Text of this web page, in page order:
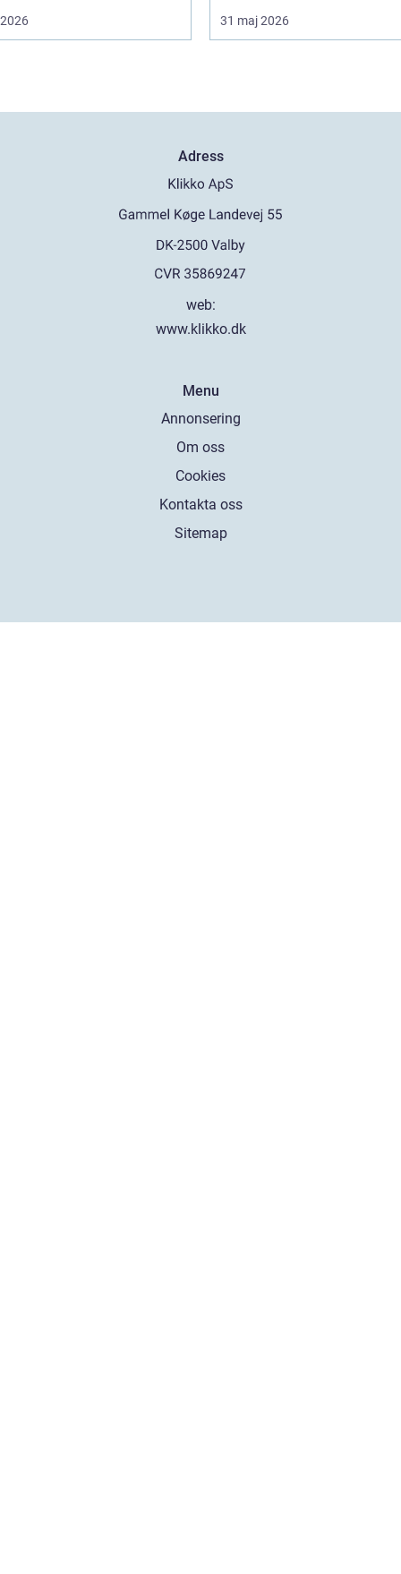
31 maj 2026
Adress
web:
www.klikko.dk
Menu
Annonsering
Om oss
Cookies
Kontakta oss
Sitemap